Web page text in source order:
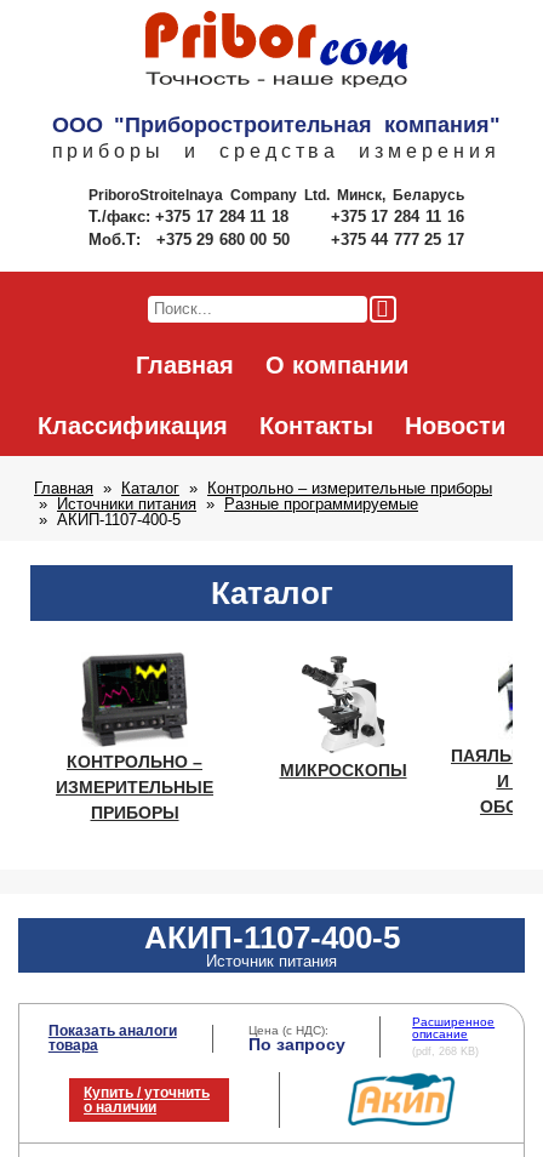
ООО "Приборостроительная компания"
приборы и средства измерения
PriboroStroitelnaya Company Ltd.Минск, Беларусь
Т./факс: +375 17 284 11 18
+375 17 284 11 16
Моб.Т:
+375 29 680 00 50 +375 44 777 25 17
Главная О компании
Классификация Контакты Новости
Главная Каталог
Контрольно – измерительные приборы
Источники питания
Разные программируемые
АКИП-1107-400-5
Каталог
КОНТРОЛЬНО –
ИЗМЕРИТЕЛЬНЫЕ
ПРИБОРЫ
МИКРОСКОПЫ
И
АКИП-1107-400-5
Источник питания
Показать аналоги
товара
Цена (с НДС):
По запросу
Расширенное
описание
(pdf, 268 KB)
Купить / уточнить
о наличии